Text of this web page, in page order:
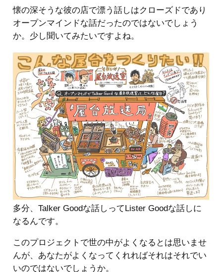
懐の深そうな彼の店で漂う話しはクローズドであり
オープンマインドな話だったのではないでしょう
か。少し聞いてみたいですよね。
多分、Talker Goodな話しってLister Goodな話しに
なるんです。
このプロジェクトで世の中がよくなるとは思いませ
んが、あなたがよくなってくれればそれはそれでい
いのではないでしょうか。